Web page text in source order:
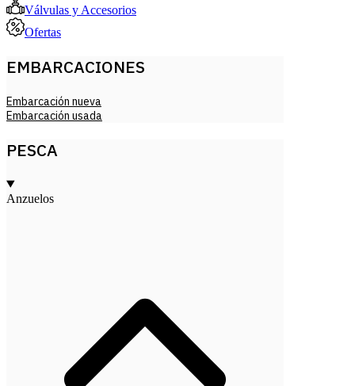
Válvulas y Accesorios
Ofertas
EMBARCACIONES
Embarcación nueva
Embarcación usada
PESCA
Anzuelos